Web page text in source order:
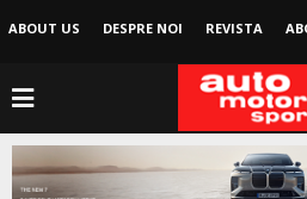
ABOUT US DESPRE NOI REVISTA